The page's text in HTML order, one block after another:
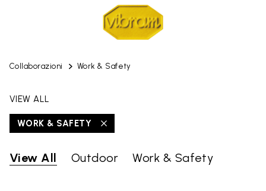
Collaborazioni Work & Safety
VIEW ALL
WORK & SAFETY
View All Outdoor Work & Safety